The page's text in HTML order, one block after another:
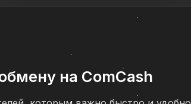
на ComCash